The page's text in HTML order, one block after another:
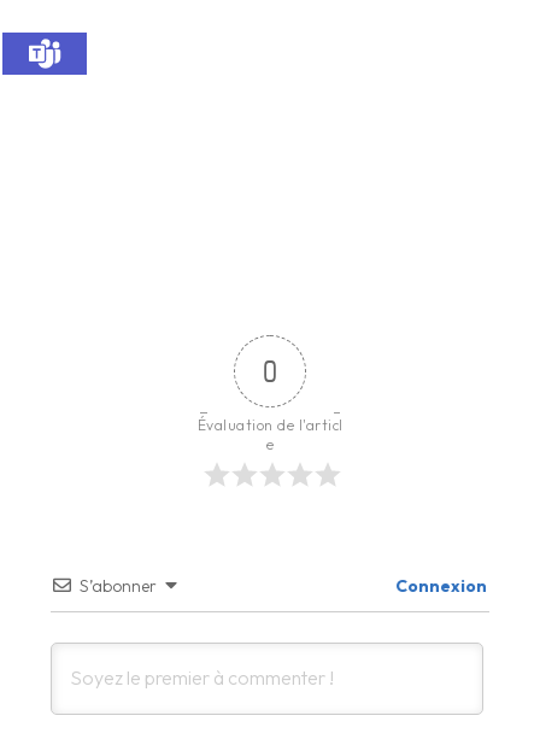
0
Évaluation de l'articl
e
S’abonner Connexion